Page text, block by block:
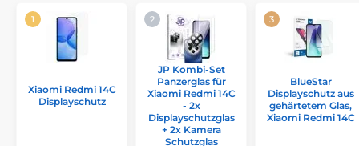
Xiaomi Redmi 14C
Displayschutz
JP Kombi-Set
Panzerglas für
Xiaomi Redmi 14C
- 2x
Displayschutzglas
+ 2x Kamera
Schutzglas
BlueStar
Displayschutz aus
gehärtetem Glas,
Xiaomi Redmi 14C